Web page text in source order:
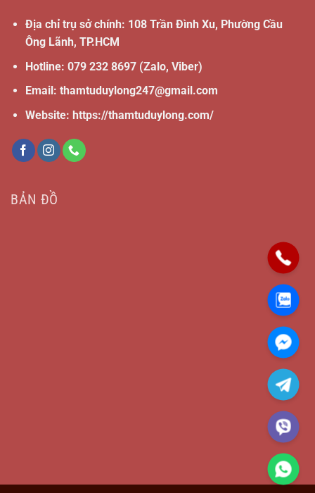
Địa chỉ trụ sở chính: 108 Trần Đình Xu, Phường Cầu
Ông Lãnh, TP.HCM
Hotline: 079 232 8697(Zalo, Viber)
Email: thamtuduylong247@gmail.com
Website: https://thamtuduylong.com/
BẢN ĐỒ